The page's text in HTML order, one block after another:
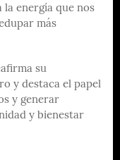
la energía que nos
más
su
y destaca el papel
y generar
y bienestar